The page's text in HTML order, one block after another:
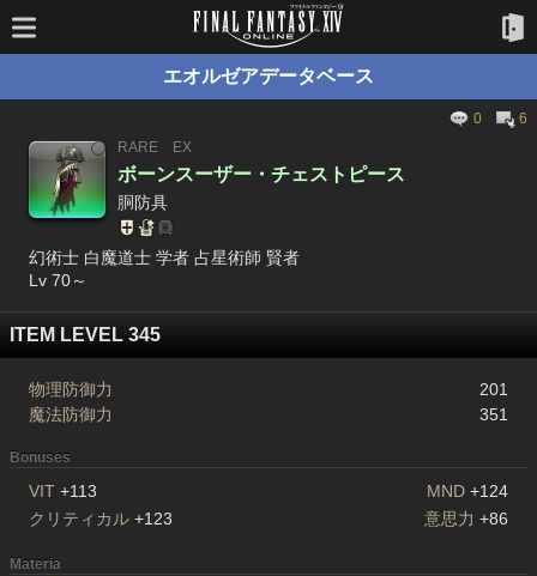
エオルゼアデータベース
0
6
RARE
EX
ボーンスーザー・チェストピース
胴防具
幻術士 白魔道士 学者 占星術師 賢者
Lv 70～
ITEM LEVEL 345
物理防御力
201
魔法防御力
351
Bonuses
VIT +113 MND +124
クリティカル +123 意思力 +86
Materia